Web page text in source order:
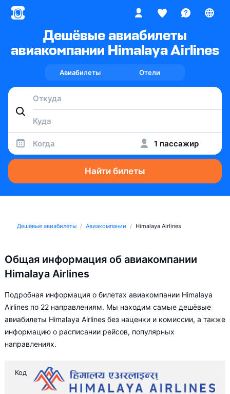
Дешёвые авиабилеты
авиакомпании Himalaya Airlines
Авиабилеты Отели
Когда 1 пассажир
Найти билеты
Дешёвые авиабилеты Авиакомпании Himalaya Airlines
Общая информация об авиакомпании
Himalaya Airlines
Подробная информация о билетах авиакомпании Himalaya
Airlines по 22 направлениям. Мы находим самые дешёвые
авиабилеты Himalaya Airlines без наценки и комиссии, а также
информацию о расписании рейсов, популярных
направлениях.
Код